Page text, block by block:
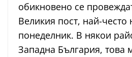
обикновено се
Великия пост, най-често
понеделник. В някои
Западна България, това